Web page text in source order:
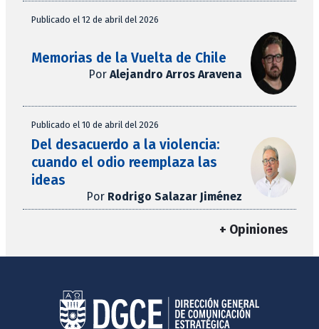
Publicado el 12 de abril del 2026
Memorias de la Vuelta de Chile
Por Alejandro Arros Aravena
Publicado el 10 de abril del 2026
Del desacuerdo a la violencia:
cuando el odio reemplaza las
ideas
Por Rodrigo Salazar Jiménez
+ Opiniones